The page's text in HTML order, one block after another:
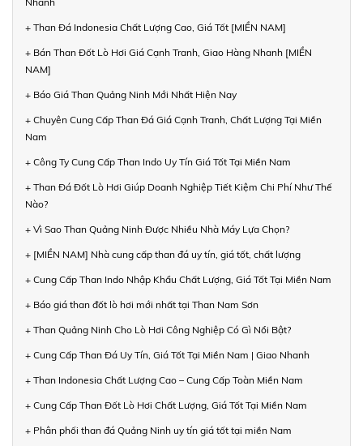
+ Than Đá Indonesia Chất Lượng Cao, Giá Tốt [MIỀN NAM]
+ Bán Than Đốt Lò Hơi Giá Cạnh Tranh, Giao Hàng Nhanh [MIỀN
NAM]
+ Báo Giá Than Quảng Ninh Mới Nhất Hiện Nay
+ Chuyên Cung Cấp Than Đá Giá Cạnh Tranh, Chất Lượng Tại Miền
Nam
+ Công Ty Cung Cấp Than Indo Uy Tín Giá Tốt Tại Miền Nam
+ Than Đá Đốt Lò Hơi Giúp Doanh Nghiệp Tiết Kiệm Chi Phí Như Thế
Nào?
+ Vì Sao Than Quảng Ninh Được Nhiều Nhà Máy Lựa Chọn?
+ [MIỀN NAM] Nhà cung cấp than đá uy tín, giá tốt, chất lượng
+ Cung Cấp Than Indo Nhập Khẩu Chất Lượng, Giá Tốt Tại Miền Nam
+ Báo giá than đốt lò hơi mới nhất tại Than Nam Sơn
+ Than Quảng Ninh Cho Lò Hơi Công Nghiệp Có Gì Nổi Bật?
+ Cung Cấp Than Đá Uy Tín, Giá Tốt Tại Miền Nam | Giao Nhanh
+ Than Indonesia Chất Lượng Cao – Cung Cấp Toàn Miền Nam
+ Cung Cấp Than Đốt Lò Hơi Chất Lượng, Giá Tốt Tại Miền Nam
+ Phân phối than đá Quảng Ninh uy tín giá tốt tại miền Nam